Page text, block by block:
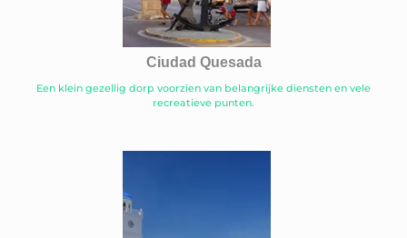
Ciudad Quesada
Een klein gezellig dorp voorzien van belangrijke diensten en vele
recreatieve punten.